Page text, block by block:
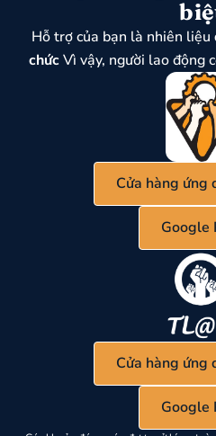
Hỗ trợ của bạn là nhiên liệu
chứcVì vậy, người lao động
Cửa hàng ứng
Google
Cửa hàng ứng
Google